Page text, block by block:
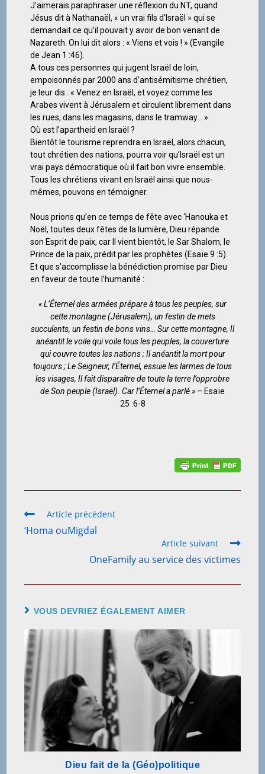
J’aimerais paraphraser une réflexion du NT, quand
Jésus dit à Nathanaël, « un vrai fils d’Israël » qui se
demandait ce qu’il pouvait y avoir de bon venant de
Nazareth. On lui dit alors : « Viens et vois ! » (Evangile
de Jean 1 :46).
A tous ces personnes qui jugent Israël de loin,
empoisonnés par 2000 ans d’antisémitisme chrétien,
je leur dis : « Venez en Israël, et voyez comme les
Arabes vivent à Jérusalem et circulent librement dans
les rues, dans les magasins, dans le tramway… ».
Où est l’apartheid en Israël ?
Bientôt le tourisme reprendra en Israël, alors chacun,
tout chrétien des nations, pourra voir qu’Israël est un
vrai pays démocratique où il fait bon vivre ensemble.
Tous les chrétiens vivant en Israël ainsi que nous-
mêmes, pouvons en témoigner.
Nous prions qu’en ce temps de fête avec ‘Hanouka et
Noël, toutes deux fêtes de la lumière, Dieu répande
son Esprit de paix, car Il vient bientôt, le Sar Shalom, le
Prince de la paix, prédit par les prophètes (Esaïe 9 :5).
Et que s’accomplisse la bénédiction promise par Dieu
en faveur de toute l’humanité :
« L’Éternel des armées prépare à tous les peuples, sur
cette montagne (Jérusalem), un festin de mets
succulents, un festin de bons vins… Sur cette montagne, Il
anéantit le voile qui voile tous les peuples, la couverture
qui couvre toutes les nations ; Il anéantit la mort pour
toujours ; Le Seigneur, l’Éternel, essuie les larmes de tous
les visages, Il fait disparaître de toute la terre l’opprobre
de Son peuple (Israël). Car l’Éternel a parlé » – Esaïe
25 :6-8
Article précédent
‘Homa ouMigdal
Article suivant
OneFamily au service des victimes
VOUS DEVRIEZ ÉGALEMENT AIMER
Dieu fait de la (Géo)politique